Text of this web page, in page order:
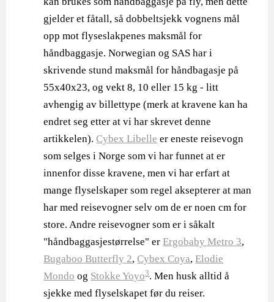
gjelder et fåtall, så dobbeltsjekk vognens mål
opp mot flyseslakpenes maksmål for
håndbaggasje. Norwegian og SAS har i
skrivende stund maksmål for håndbagasje på
55x40x23, og vekt 8, 10 eller 15 kg - litt
avhengig av billettype (merk at kravene kan ha
endret seg etter at vi har skrevet denne
artikkelen).Cybex Libelle er eneste reisevogn
som selges i Norge som vi har funnet at er
innenfor disse kravene, men vi har erfart at
mange flyselskaper som regel aksepterer at man
har med reisevogner selv om de er noen cm for
store. Andre reisevogner som er i såkalt
"håndbaggasjestørrelse" erErgobaby Metro 3,
Bugaboo Butterfly 2,Cybex Coya,Elodie
Mondo og Stokke Yoyo3. Men husk alltid å
sjekke med flyselskapet før du reiser.